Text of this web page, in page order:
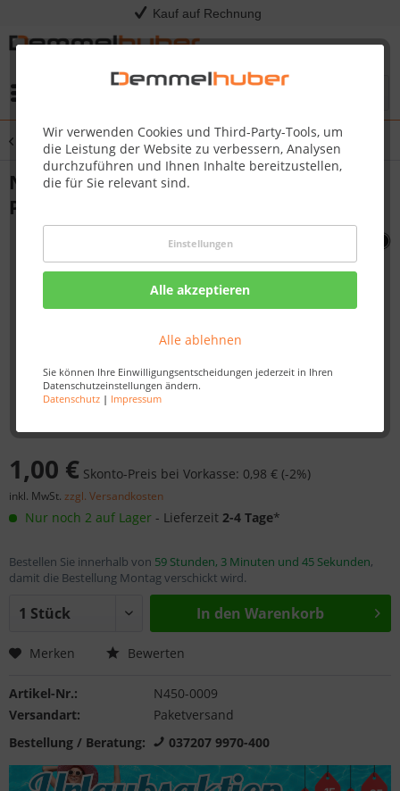
Kauf auf Rechnung
Wir verwenden Cookies und Third-Party-Tools, um
die Leistung der Website zu verbessern, Analysen
durchzuführen und Ihnen Inhalte bereitzustellen,
die für Sie relevant sind.
Einstellungen
Alle akzeptieren
Alle ablehnen
Sie können Ihre Einwilligungsentscheidungen jederzeit in Ihren
Datenschutzeinstellungen ändern.
Datenschutz| Impressum
Übersicht Sonstige Ersatzteile
NUT 10-24 STAINLESS STEEL PRO 665/825
PT750 #N450-0009
1,00 € Skonto-Preis bei Vorkasse: 0,98 € (-2%)
inkl. MwSt. zzgl. Versandkosten
Nur noch 2 auf Lager - Lieferzeit 2-4 Tage*
Bestellen Sie innerhalb von 59 Stunden, 3 Minuten und 45 Sekunden,
damit die Bestellung Montag verschickt wird.
In den Warenkorb
Merken Bewerten
Artikel-Nr.:
N450-0009
Versandart:
Paketversand
Bestellung / Beratung:
037207 9970-400